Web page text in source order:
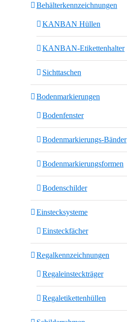
Behälterkennzeichnungen
KANBAN Hüllen
KANBAN-Etikettenhalter
Sichttaschen
Bodenmarkierungen
Bodenfenster
Bodenmarkierungs-Bänder
Bodenmarkierungsformen
Bodenschilder
Einstecksysteme
Einsteckfächer
Regalkennzeichnungen
Regaleinsteckträger
Regaletikettenhüllen